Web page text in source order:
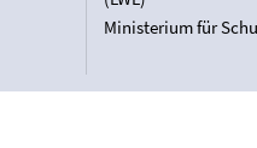
Ministerium für